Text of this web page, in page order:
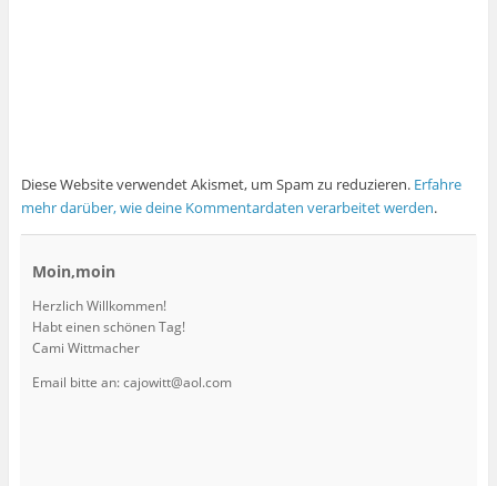
Diese Website verwendet Akismet, um Spam zu reduzieren. Erfahre
mehr darüber, wie deine Kommentardaten verarbeitet werden.
Moin,moin
Herzlich Willkommen!
Habt einen schönen Tag!
Cami Wittmacher
Email bitte an: cajowitt@aol.com